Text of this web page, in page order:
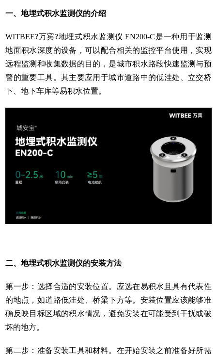
一、地埋式积水监测仪的介绍
WITBEE?万宾?地埋式积水监测仪 EN200-C是一种用于监测
地面积水深度的设备，可以配合相关的监控平台使用，实现
远程监测和收集数据的目的，是城市积水路段快速监测与预
警的重要工具。其主要应用于城市道路中的低洼处、立交桥
下、地下车库等易积水位置。
二、地埋式积水监测仪的安装方法
第一步：选择合适的安装位置。应选在易积水且具有代表性
的地点，如道路低洼处、桥梁下方等。安装位置应该能够准
确反映目标区域的积水情况，避免安装在可能受到干扰或破
坏的地方。
第二步：准备安装工具和材料。在开始安装之前准备好所需